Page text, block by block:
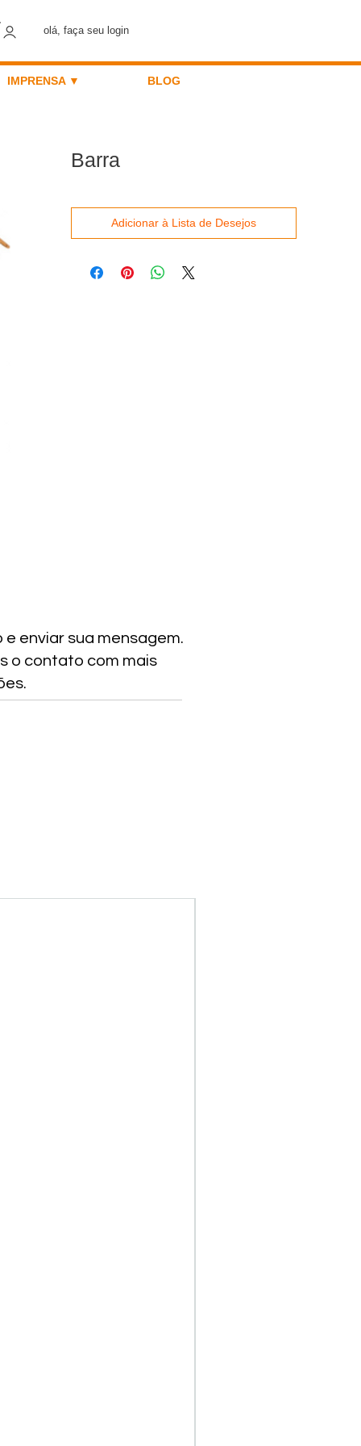
olá, faça seu login
IMPRENSA ▼ BLOG
Barra
Adicionar à Lista de Desejos
enviar sua mensagem.
o contato com mais